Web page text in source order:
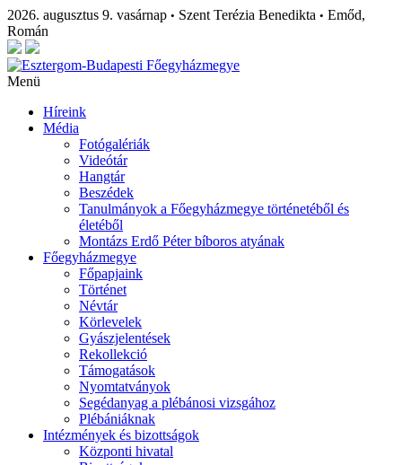
2026. augusztus 9. vasárnap • Szent Terézia Benedikta • Emőd,
Román
Menü
Híreink
Média
Fotógalériák
Videótár
Hangtár
Beszédek
Tanulmányok a Főegyházmegye történetéből és
életéből
Montázs Erdő Péter bíboros atyának
Főegyházmegye
Főpapjaink
Történet
Névtár
Körlevelek
Gyászjelentések
Rekollekció
Támogatások
Nyomtatványok
Segédanyag a plébánosi vizsgához
Plébániáknak
Intézmények és bizottságok
Központi hivatal